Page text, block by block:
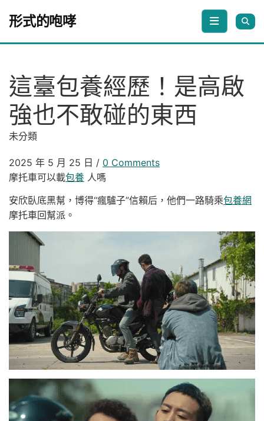
形式的咆哮
這臺包養經歷！是高啟
強也不敢碰的東西
未分類
2025 年 5 月 25 日 / 0 Comments
摩托車可以載包養 人嗎
安欣臥底黑幫，博得“瘋驢子”信賴后，他們一路騎乘包養網
摩托車回幫派。